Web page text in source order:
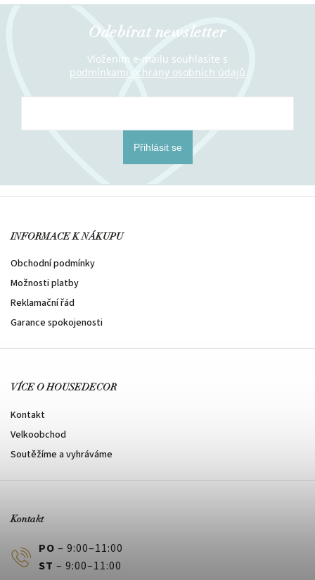
Odebírat newsletter
Vložením e-mailu souhlasíte s
podmínkami ochrany osobních údajů
Přihlásit se
INFORMACE K NÁKUPU
Obchodní podmínky
Možnosti platby
Reklamační řád
Garance spokojenosti
VÍCE O HOUSEDECOR
Kontakt
Velkoobchod
Soutěžíme a vyhráváme
Kontakt
PO – 9:00–11:00
ST – 9:00–11:00